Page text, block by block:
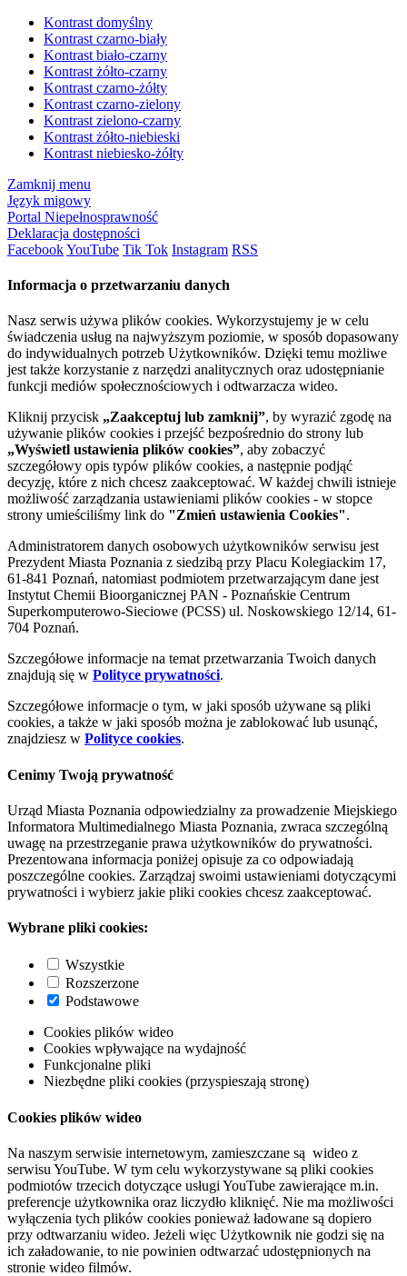
Kontrast domyślny
Kontrast czarno-biały
Kontrast biało-czarny
Kontrast żółto-czarny
Kontrast czarno-żółty
Kontrast czarno-zielony
Kontrast zielono-czarny
Kontrast żółto-niebieski
Kontrast niebiesko-żółty
Zamknij menu
Język migowy
Portal Niepełnosprawność
Deklaracja dostępności
FacebookYouTube Tik Tok Instagram RSS
Informacja o przetwarzaniu danych
Nasz serwis używa plików cookies. Wykorzystujemy je w celu
świadczenia usług na najwyższym poziomie, w sposób dopasowany
do indywidualnych potrzeb Użytkowników. Dzięki temu możliwe
jest także korzystanie z narzędzi analitycznych oraz udostępnianie
funkcji mediów społecznościowych i odtwarzacza wideo.
Kliknij przycisk „Zaakceptuj lub zamknij”, by wyrazić zgodę na
używanie plików cookies i przejść bezpośrednio do strony lub
„Wyświetl ustawienia plików cookies”, aby zobaczyć
szczegółowy opis typów plików cookies, a następnie podjąć
decyzję, które z nich chcesz zaakceptować. W każdej chwili istnieje
możliwość zarządzania ustawieniami plików cookies - w stopce
strony umieściliśmy link do "Zmień ustawienia Cookies".
Administratorem danych osobowych użytkowników serwisu jest
Prezydent Miasta Poznania z siedzibą przy Placu Kolegiackim 17,
61-841 Poznań, natomiast podmiotem przetwarzającym dane jest
Instytut Chemii Bioorganicznej PAN - Poznańskie Centrum
Superkomputerowo-Sieciowe (PCSS) ul. Noskowskiego 12/14, 61-
704 Poznań.
Szczegółowe informacje na temat przetwarzania Twoich danych
znajdują się w Polityce prywatności.
Szczegółowe informacje o tym, w jaki sposób używane są pliki
cookies, a także w jaki sposób można je zablokować lub usunąć,
znajdziesz w Polityce cookies.
Cenimy Twoją prywatność
Urząd Miasta Poznania odpowiedzialny za prowadzenie Miejskiego
Informatora Multimedialnego Miasta Poznania, zwraca szczególną
uwagę na przestrzeganie prawa użytkowników do prywatności.
Prezentowana informacja poniżej opisuje za co odpowiadają
poszczególne cookies. Zarządzaj swoimi ustawieniami dotyczącymi
prywatności i wybierz jakie pliki cookies chcesz zaakceptować.
Wybrane pliki cookies:
Wszystkie
Rozszerzone
Podstawowe
Cookies plików wideo
Cookies wpływające na wydajność
Funkcjonalne pliki
Niezbędne pliki cookies (przyspieszają stronę)
Cookies plików wideo
Na naszym serwisie internetowym, zamieszczane są wideo z
serwisu YouTube. W tym celu wykorzystywane są pliki cookies
podmiotów trzecich dotyczące usługi YouTube zawierające m.in.
preferencje użytkownika oraz liczydło kliknięć. Nie ma możliwości
wyłączenia tych plików cookies ponieważ ładowane są dopiero
przy odtwarzaniu wideo. Jeżeli więc Użytkownik nie godzi się na
ich załadowanie, to nie powinien odtwarzać udostępnionych na
stronie wideo filmów.